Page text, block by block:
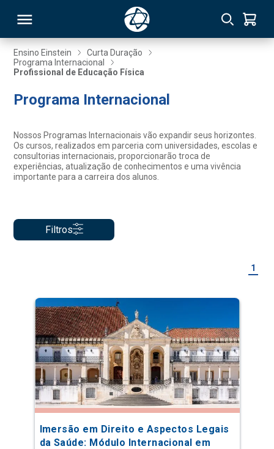
Ensino Einstein
Curta Duração
Programa Internacional
Profissional de Educação Física
Programa Internacional
Nossos Programas Internacionais vão expandir seus horizontes.
Os cursos, realizados em parceria com universidades, escolas e
consultorias internacionais, proporcionarão troca de
experiências, atualização de conhecimentos e uma vivência
importante para a carreira dos alunos.
Filtros
1
Imersão em Direito e Aspectos Legais
da Saúde: Módulo Internacional em